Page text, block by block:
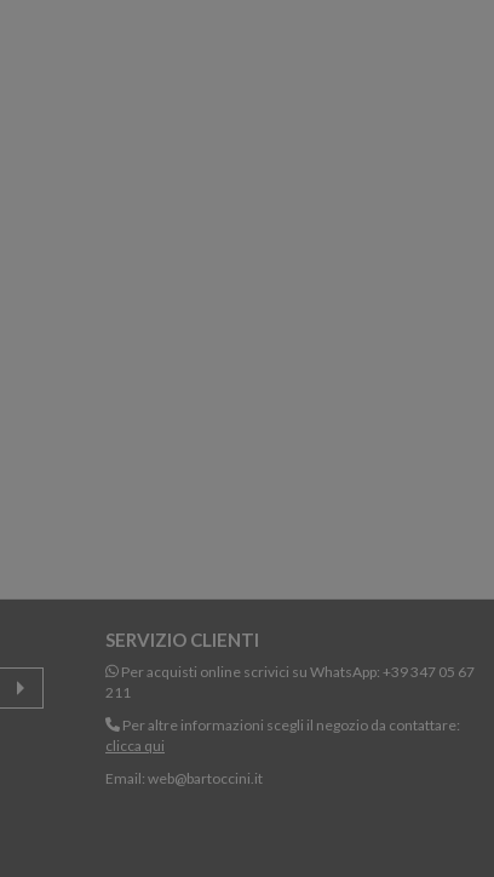
SERVIZIO CLIENTI
Per acquisti online scrivici su WhatsApp: +39 347 05 67
211
Per altre informazioni scegli il negozio da contattare:
clicca qui
Email: web@bartoccini.it